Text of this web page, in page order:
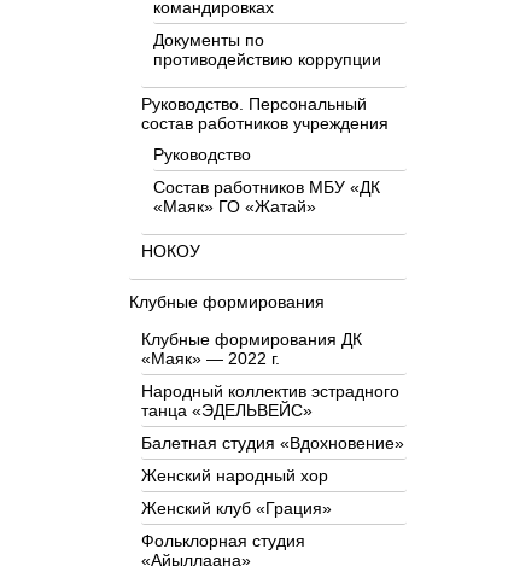
командировках
Документы по
противодействию коррупции
Руководство. Персональный
состав работников учреждения
Руководство
Состав работников МБУ «ДК
«Маяк» ГО «Жатай»
НОКОУ
Клубные формирования
Клубные формирования ДК
«Маяк» — 2022 г.
Народный коллектив эстрадного
танца «ЭДЕЛЬВЕЙС»
Балетная студия «Вдохновение»
Женский народный хор
Женский клуб «Грация»
Фольклорная студия
«Айыллаана»